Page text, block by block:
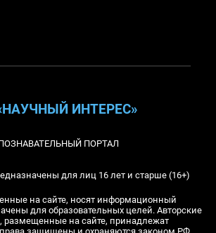
ИНТЕРЕС»
ПОРТАЛ
для лиц 16 лет и старше (16+)
на сайте, носят информационный
для образовательных целей. Авторские
размещенные на сайте, принадлежат